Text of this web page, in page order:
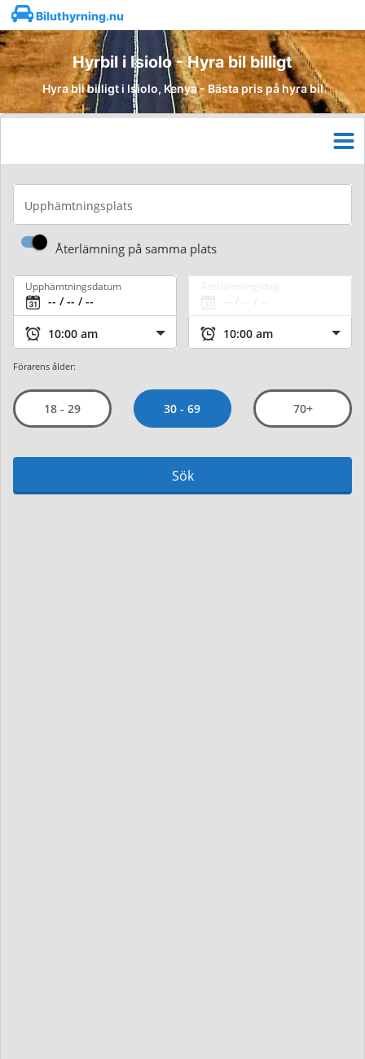
Biluthyrning.nu
Hyrbil i Isiolo - Hyra bil billigt
Hyra bil billigt i Isiolo, Kenya - Bästa pris på hyra bil
Upphämtningsplats
Återlämning på samma plats
Upphämtningsdatum
Förarens ålder:
18 - 29 30 - 69 70+
Sök